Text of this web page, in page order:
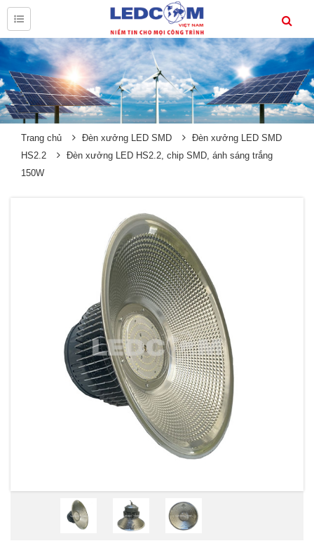
Trang chủ Đèn xưởng LED SMD
Đèn xưởng LED SMD
HS2.2
Đèn xưởng LED HS2.2, chip SMD, ánh sáng trắng
150W